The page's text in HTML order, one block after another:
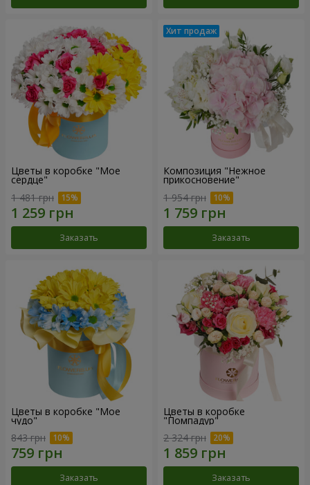
Цветы в коробке "Мое
сердце"
1 481 грн
Заказать
Композиция "Нежное
прикосновение"
1 954 грн
Заказать
Цветы в коробке "Мое
чудо"
843 грн
Заказать
Цветы в коробке
"Помпадур"
2 324 грн
Заказать